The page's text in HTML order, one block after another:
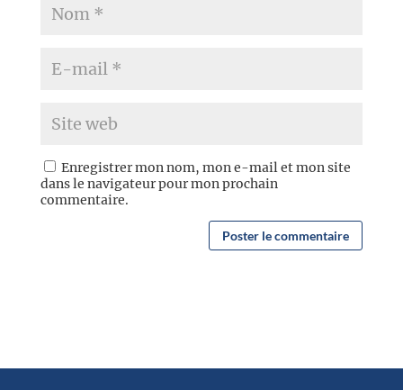
Enregistrer mon nom, mon e-mail et mon site
dans le navigateur pour mon prochain
commentaire.